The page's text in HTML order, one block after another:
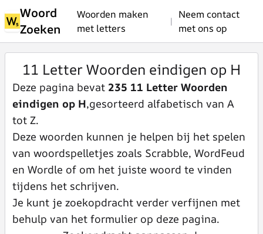
Woord
Zoeken
Woorden maken
met letters
|
Neem contact
met ons op
11 Letter Woorden eindigen op H
Deze pagina bevat 235 11 Letter Woorden
eindigen op H,gesorteerd alfabetisch van A
tot Z.
Deze woorden kunnen je helpen bij het spelen
van woordspelletjes zoals Scrabble, WordFeud
en Wordle of om het juiste woord te vinden
tijdens het schrijven.
Je kunt je zoekopdracht verder verfijnen met
behulp van het formulier op deze pagina.